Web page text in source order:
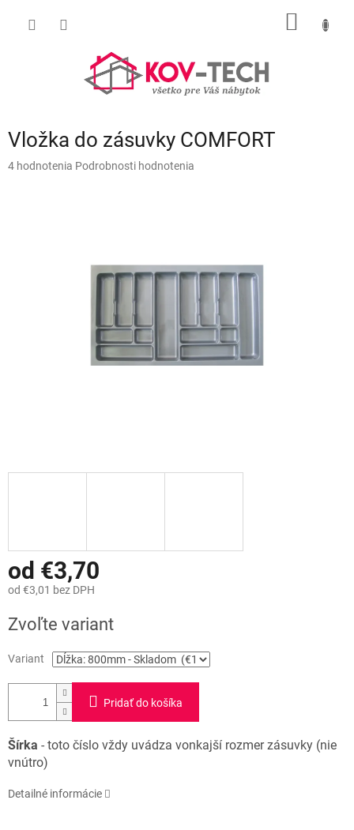
Vložka do zásuvky COMFORT
Priemerné
4 hodnotenia Podrobnosti hodnotenia
od €3,70
od €3,01 bez DPH
cena:
Zvoľte variant
Variant
Pridať do košíka
Šírka - toto číslo vždy uvádza vonkajší rozmer zásuvky (nie
vnútro)
Detailné informácie